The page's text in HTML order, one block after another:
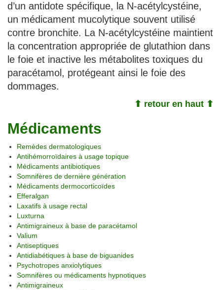
d’un antidote spécifique, la N-acétylcystéine,
un médicament mucolytique souvent utilisé
contre bronchite. La N-acétylcystéine maintient
la concentration appropriée de glutathion dans
le foie et inactive les métabolites toxiques du
paracétamol, protégeant ainsi le foie des
dommages.
⬆ retour en haut ⬆
Médicaments
Remèdes dermatologiques
Antihémorroïdaires à usage topique
Médicaments antibiotiques
Somnifères de dernière génération
Médicaments dermocorticoïdes
Efferalgan
Laxatifs à usage rectal
Luxturna
Antimigraineux à base de paracétamol
Valium
Antiseptiques
Antidiabétiques à base de biguanides
Psychotropes anxiolytiques
Somnifères ou médicaments hypnotiques
Antimigraineux